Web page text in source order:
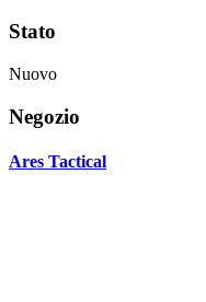
Stato
Nuovo
Negozio
Ares Tactical